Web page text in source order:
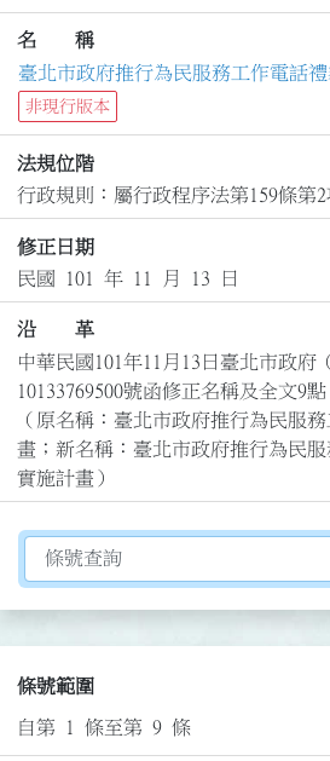
名 稱
臺北市政府推行為民服務工作電話
非現行版本
法規位階
行政規則：屬行政程序法第159條第
修正日期
民國 101 年 11 月 13 日
沿 革
中華民國101年11月13日臺北市政府
10133769500號函修正名稱及全文9點
（原名稱：臺北市政府推行為民服
畫；新名稱：臺北市政府推行為民
實施計畫）
切換選擇法規資訊內容
條號範圍
自第 1 條至第 9 條